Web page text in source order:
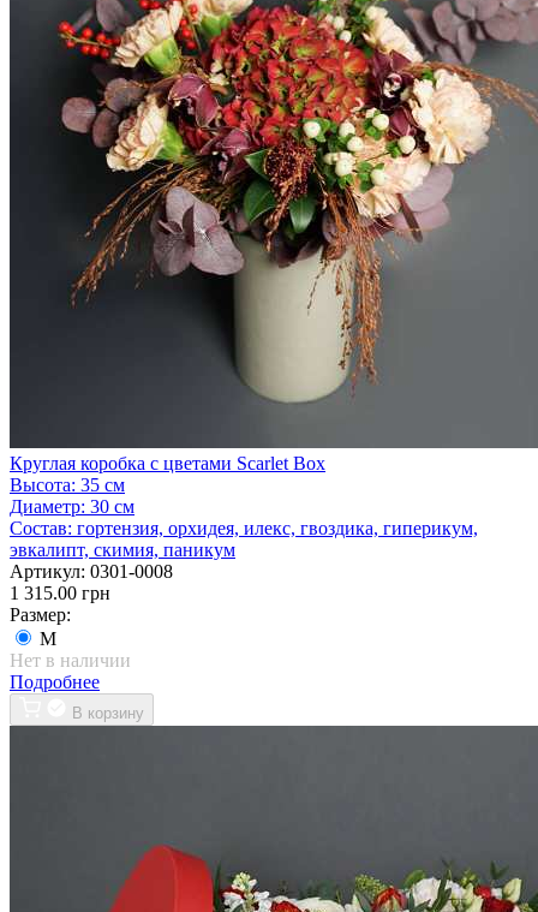
Круглая коробка с цветами Scarlet Box
Высота: 35 см
Диаметр: 30 см
Состав: гортензия, орхидея, илекс, гвоздика, гиперикум,
эвкалипт, скимия, паникум
Артикул: 0301-0008
1 315.00 грн
Размер:
M
Нет в наличии
Подробнее
В корзину